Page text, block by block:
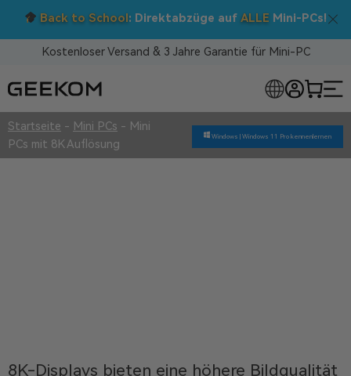
Back to School : Direktabzüge aufALLE Mini-PCs!
Kostenloser Versand & 3 Jahre Garantie für Mini-PC
Startseite - Mini PCs - Mini
PCs mit 8K Auflösung
Windows | Windows 11 Pro kennenlernen
8K-Displays bieten eine höhere Bildqualität
MINI-PCS